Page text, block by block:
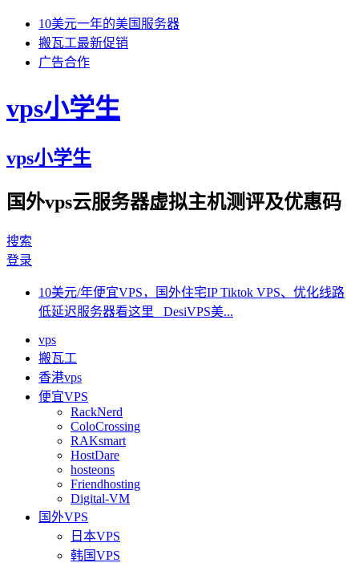
10美元一年的美国服务器
搬瓦工最新促销
广告合作
vps小学生
vps小学生
国外vps云服务器虚拟主机测评及优惠码
搜索
登录
10美元/年便宜VPS，国外住宅IP Tiktok VPS、优化线路
低延迟服务器看这里 DesiVPS美...
vps
搬瓦工
香港vps
便宜VPS
RackNerd
ColoCrossing
RAKsmart
HostDare
hosteons
Friendhosting
Digital-VM
国外VPS
日本VPS
韩国VPS